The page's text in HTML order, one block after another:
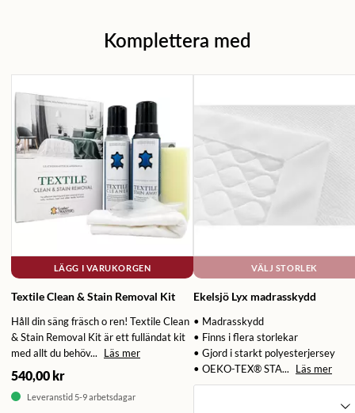
Komplettera med
LÄGG I VARUKORGEN
Textile Clean & Stain Removal Kit
Håll din säng fräsch o ren! Textile Clean
& Stain Removal Kit är ett fulländat kit
med allt du behöv...
Läs mer
540,00 kr
Leveranstid 5-9 arbetsdagar
VÄLJ STORLEK
Ekelsjö Lyx madrasskydd
• Madrasskydd
• Finns i flera storlekar
• Gjord i starkt polyesterjersey
• OEKO-TEX® STA...
Läs mer